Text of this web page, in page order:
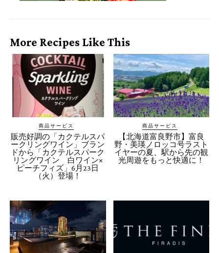
More Recipes Like This
商品サービス
販売好調の「カクテルスパ
ークリングワイン」ブラン
ドから「カクテルスパーク
リングワイン 白ワイン×
ピーチフィズ」6月23日
（火）登場！
商品サービス
【北海道富良野市】富良
野・美瑛ノロッコ号ラスト
イヤーの夏、駅から先の観
光周遊をもっと快適に！